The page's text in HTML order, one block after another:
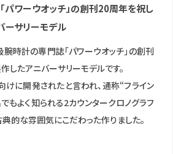
パワーウオッチ」の創刊20周年を祝し
ーサリーモデル
時計の専門誌「パワーウオッチ」の創刊
したアニバーサリーモデルです。
に開発されたと言われ、通称“フライン
もよく知られる2カウンタークロノグラフ
的な雰囲気にこだわった作りました。